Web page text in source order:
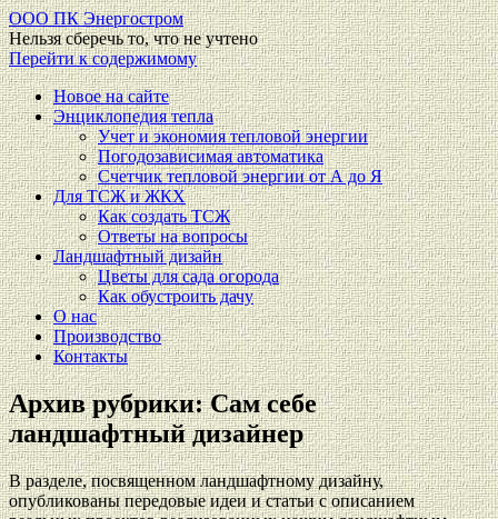
ООО ПК Энергостром
Нельзя сберечь то, что не учтено
Перейти к содержимому
Новое на сайте
Энциклопедия тепла
Учет и экономия тепловой энергии
Погодозависимая автоматика
Счетчик тепловой энергии от А до Я
Для ТСЖ и ЖКХ
Как создать ТСЖ
Ответы на вопросы
Ландшафтный дизайн
Цветы для сада огорода
Как обустроить дачу
О нас
Производство
Контакты
Архив рубрики:Сам себе
ландшафтный дизайнер
В разделе, посвященном ландшафтному дизайну,
опубликованы передовые идеи и статьи с описанием